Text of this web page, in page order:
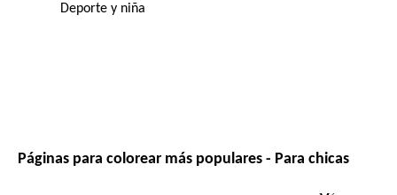
Deporte y niña
Páginas para colorear más populares - Para chicas